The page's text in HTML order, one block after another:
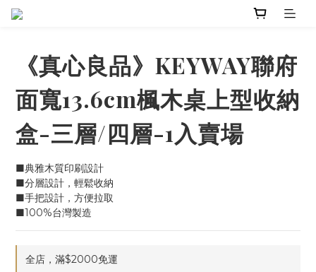
《真心良品》KEYWAY聯府
面寬13.6cm楓木桌上型收納
盒-三層/四層-1入賣場
■典雅木質印刷設計
■分層設計，輕鬆收納
■手把設計，方便拉取
■100%台灣製造
全店，滿$2000免運